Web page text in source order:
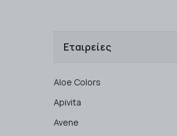
Εταιρείες
Aloe Colors
Apivita
Avene